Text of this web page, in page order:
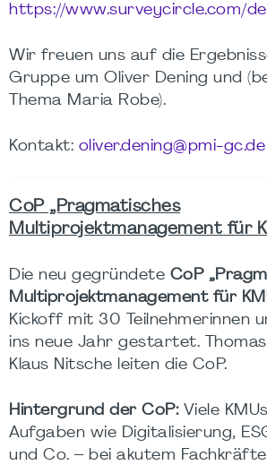
https://www.surveycircle.com/
Wir freuen uns auf die
Gruppe um Oliver Dening und
Thema Maria Robe).
Kontakt: oliver.dening@pmi-gc.de
CoP „Pragmatisches
Multiprojektmanagement für
Die neu gegründete CoP
Multiprojektmanagement für
Kickoff mit 30 Teilnehmerinnen
ins neue Jahr gestartet.
Klaus Nitsche leiten die CoP.
Hintergrund der CoP:Viele
Aufgaben wie Digitalisierung,
und Co. – bei akutem